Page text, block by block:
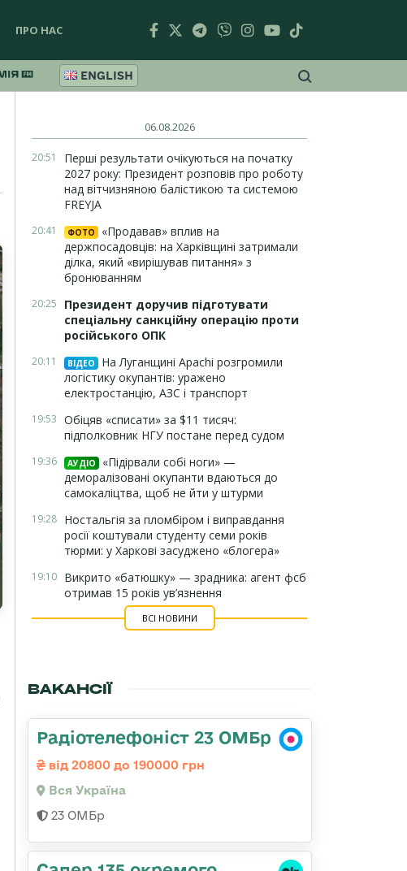
ПРО НАС
ENGLISH
06.08.2026
20:51
Перші результати очікуються на початку
2027 року: Президент розповів про роботу
над вітчизняною балістикою та системою
FREYJA
20:41 ФОТО
«Продавав» вплив на
держпосадовців: на Харківщині затримали
ділка, який «вирішував питання» з
бронюванням
20:25
Президент доручив підготувати
спеціальну санкційну операцію проти
російського ОПК
20:11 ВІДЕО
На Луганщині Apachi розгромили
логістику окупантів: уражено
електростанцію, АЗС і транспорт
19:53 Обіцяв «списати» за $11 тисяч:
підполковник НГУ постане перед судом
19:36 АУДІО
«Підірвали собі ноги» —
деморалізовані окупанти вдаються до
самокаліцтва, щоб не йти у штурми
19:28 Ностальгія за пломбіром і виправдання
росії коштували студенту семи років
тюрми: у Харкові засуджено «блогера»
19:10 Викрито «батюшку» — зрадника: агент фсб
отримав 15 років ув’язнення
ВСІ НОВИНИ
ВАКАНСІЇ
Радіотелефоніст 23 ОМБр
від 20800 до 190000 грн
Вся Україна
23 ОМБр